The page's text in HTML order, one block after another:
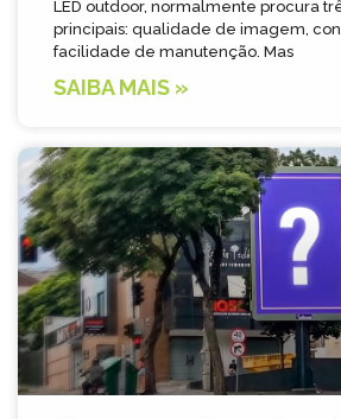
LED outdoor, normalmente procura
principais: qualidade de imagem,
facilidade de manutenção. Mas
SAIBA MAIS »